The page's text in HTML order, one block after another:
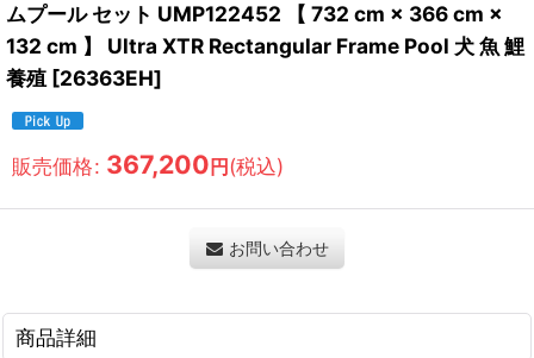
ムプール セット UMP122452 【 732 cm × 366 cm ×
132 cm 】 Ultra XTR Rectangular Frame Pool 犬 魚 鯉
養殖 [26363EH]
販売価格: 367,200 円 (税込)
お問い合わせ
商品詳細